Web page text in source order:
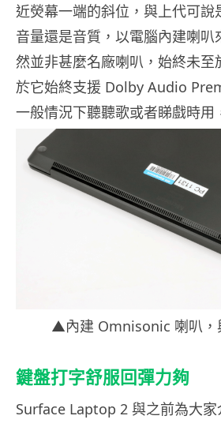
近熒幕一端的斜位，與上代可說
音量還是音質，以電腦內建喇叭
然並非甚麼名廠喇叭，始終未至
於它始終支援 Dolby Audio
一般情況下聽聽歌或者睇戲時用
▲內建 Omnisonic 喇叭，
鍵盤打字舒服回彈力夠
Surface Laptop 2 與之前為大